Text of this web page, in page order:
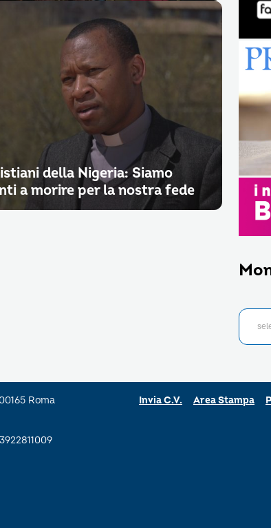
della Nigeria: Siamo
a morire per la nostra fede
Roma Invia C.V. Area Stampa